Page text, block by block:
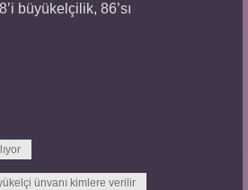
büyükelçilik, 86’sı
ünvanı kimlere verilir